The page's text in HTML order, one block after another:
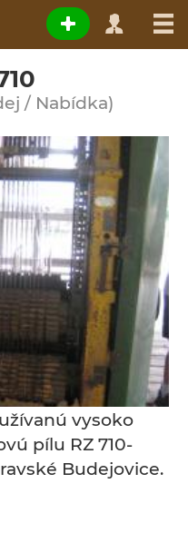
/ Nabídka)
vysoko
pílu RZ 710-
Budejovice.